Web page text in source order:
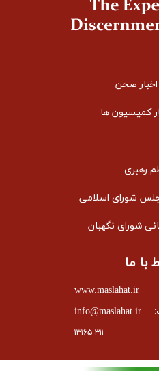
اخبار صحن
کمیسیون ها
رهبری
شورای اسلامی
شورای نگهبان
با ما
www.maslahat.ir
info@maslahat.ir
۱۳۱۶۵-۳۱۱